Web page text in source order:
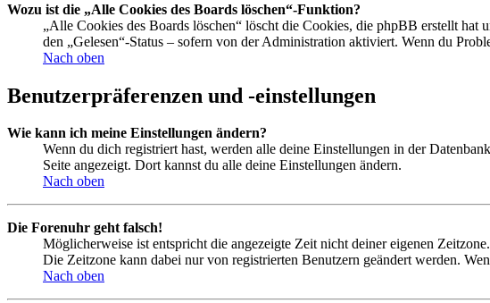
Wozu ist die „Alle Cookies des Boards löschen“-Funktion?
„Alle Cookies des Boards löschen“ löscht die Cookies, die phpBB erstellt
den „Gelesen“-Status – sofern von der Administration aktiviert. Wenn du
Nach oben
Benutzerpräferenzen und -einstellungen
Wie kann ich meine Einstellungen ändern?
Wenn du dich registriert hast, werden alle deine Einstellungen in der
Seite angezeigt. Dort kannst du alle deine Einstellungen ändern.
Nach oben
Die Forenuhr geht falsch!
Möglicherweise ist entspricht die angezeigte Zeit nicht deiner eigenen
Die Zeitzone kann dabei nur von registrierten Benutzern geändert werden.
Nach oben